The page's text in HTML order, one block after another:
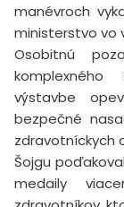
manévroch
ministerstvo vo
Osobitnú
komplexného
výstavbe
bezpečné
zdravotníckych
Šojgu
medaily